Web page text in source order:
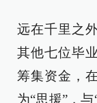
远在千里之
其他七位毕
筹集资金，
为“思援”，